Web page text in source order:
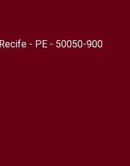
- PE - 50050-900